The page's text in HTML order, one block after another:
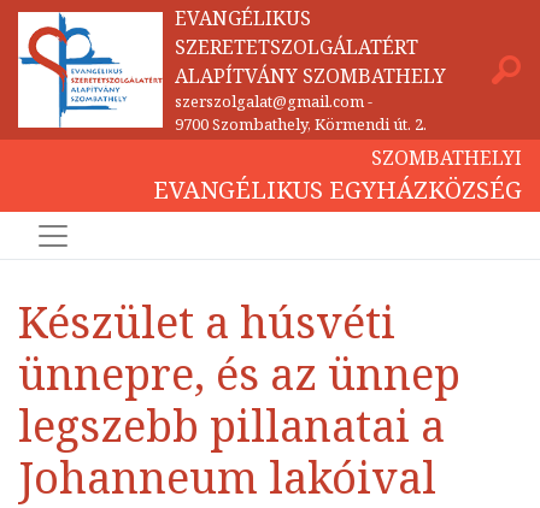
EVANGÉLIKUS
SZERETETSZOLGÁLATÉRT
ALAPÍTVÁNY SZOMBATHELY
szerszolgalat@gmail.com-
9700 Szombathely, Körmendi út. 2.
SZOMBATHELYI
EVANGÉLIKUS EGYHÁZKÖZSÉG
Készület a húsvéti
ünnepre, és az ünnep
legszebb pillanatai a
Johanneum lakóival